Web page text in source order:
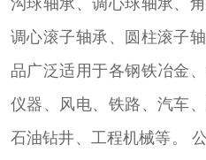
调心滚子轴承、圆柱滚子
品广泛适用于各钢铁冶金
仪器、风电、铁路、汽车
石油钻井、工程机械等。 公司以优秀的管理水平打造